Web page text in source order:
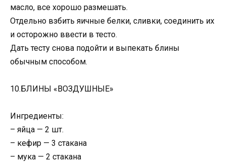
масло, все хорошо размешать.
Отдельно взбить яичные белки, сливки, соединить их
и осторожно ввести в тесто.
Дать тесту снова подойти и выпекать блины
обычным способом.
10.БЛИНЫ «ВОЗДУШНЫЕ»
Ингредиенты:
– яйца — 2 шт.
– кефир — 3 стакана
– мука — 2 стакана